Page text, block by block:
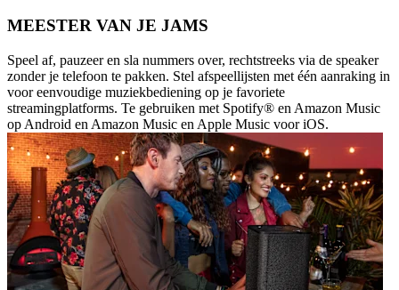
MEESTER VAN JE JAMS
Speel af, pauzeer en sla nummers over, rechtstreeks via de speaker
zonder je telefoon te pakken. Stel afspeellijsten met één aanraking in
voor eenvoudige muziekbediening op je favoriete
streamingplatforms. Te gebruiken met Spotify® en Amazon Music
op Android en Amazon Music en Apple Music voor iOS.